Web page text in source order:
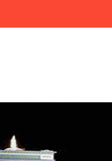
centro de Sobral